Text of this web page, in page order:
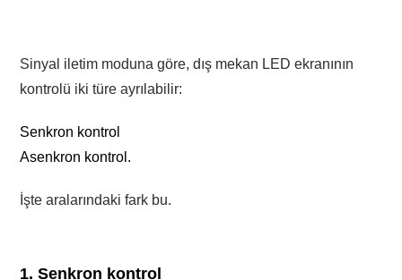
Sinyal iletim moduna göre, dış mekan LED ekranının
kontrolü iki türe ayrılabilir:
Senkron kontrol
Asenkron kontrol.
İşte aralarındaki fark bu.
1. Senkron kontrol